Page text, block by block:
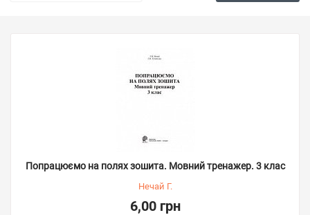
Попрацюємо на полях зошита. Мовний тренажер. 3 клас
Нечай Г.
6,00 грн